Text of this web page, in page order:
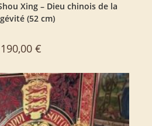
Xing – Dieu chinois de la
(52 cm)
190,00 €